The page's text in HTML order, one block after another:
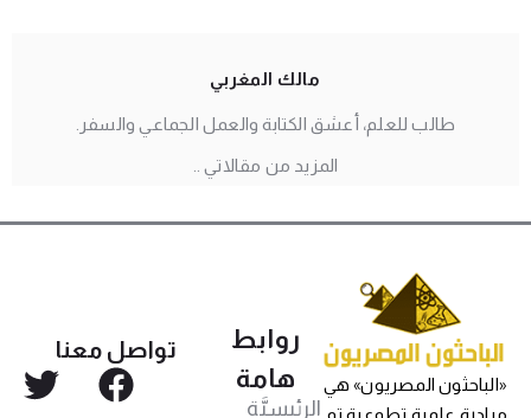
مالك المغربي
طالب للعلم، أعشق الكتابة والعمل الجماعي والسفر.
المزيد من مقالاتي ..
«الباحثون المصريون» هي
مبادرة علمية تطوعية تم
روابط
هامة
الرئيسيَّة
تواصل معنا